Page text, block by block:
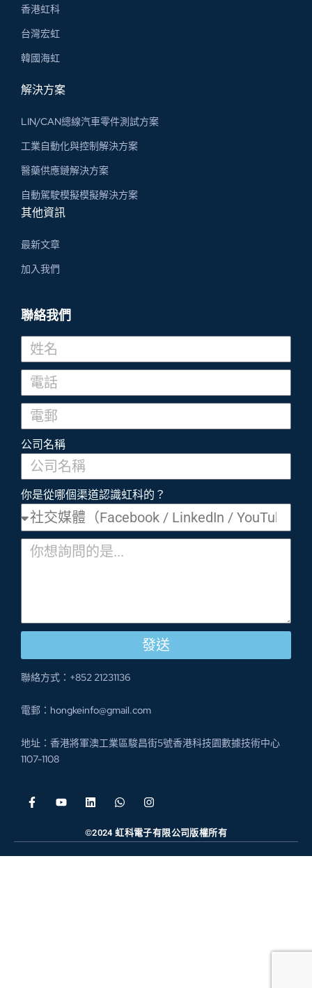
香港虹科
台灣宏虹
韓國海虹
解決方案
LIN/CAN總線汽車零件測試方案
工業自動化與控制解決方案
醫藥供應鏈解決方案
自動駕駛模擬模擬解決方案
其他資訊
最新文章
加入我們
聯絡我們
公司名稱
你是從哪個渠道認識虹科的？
發送
聯絡方式：+852 21231136
電郵：hongkeinfo@gmail.com
地址：香港將軍澳工業區駿昌街5號香港科技園數據技術中心
1107-1108
©2024 虹科電子有限公司版權所有